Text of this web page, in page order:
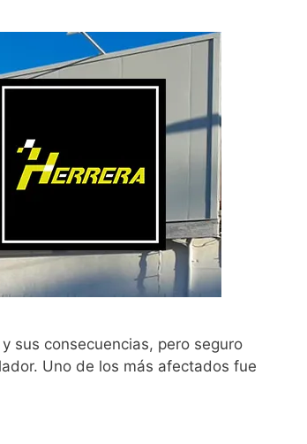
y sus consecuencias, pero seguro
Uno de los más afectados fue